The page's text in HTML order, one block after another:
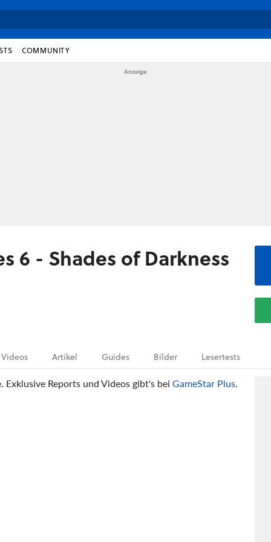
COMMUNITY
6 - Shades of Darkness
Videos Artikel Guides Bilder Lesertests
Reports und Videos gibt's bei GameStar Plus.